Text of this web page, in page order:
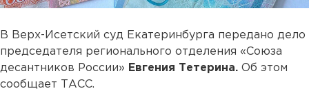
В Верх-Исетский суд Екатеринбурга передано дело
председателя регионального отделения «Союза
десантников России» Евгения Тетерина. Об этом
сообщает ТАСС.